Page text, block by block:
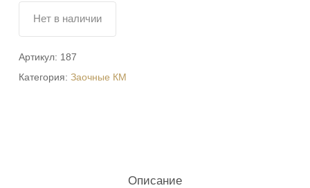
Нет в наличии
Артикул: 187
Категория: Заочные КМ
Описание